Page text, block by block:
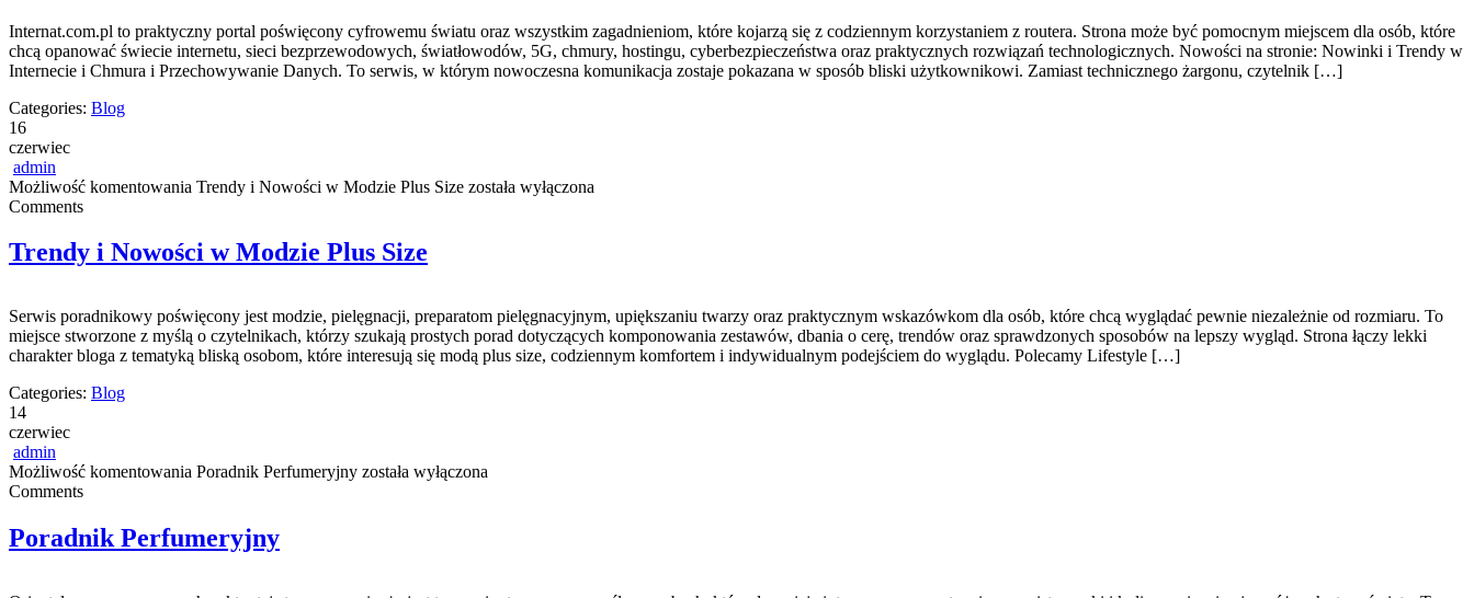
Internat.com.pl to praktyczny portal poświęcony cyfrowemu światu oraz wszystkim zagadnieniom, które kojarzą się z codziennym korzystaniem z routera. Strona może być pomocnym miejscem dla osób, które
chcą opanować świecie internetu, sieci bezprzewodowych, światłowodów, 5G, chmury, hostingu, cyberbezpieczeństwa oraz praktycznych rozwiązań technologicznych. Nowości na stronie: Nowinki i Trendy w
Internecie i Chmura i Przechowywanie Danych. To serwis, w którym nowoczesna komunikacja zostaje pokazana w sposób bliski użytkownikowi. Zamiast technicznego żargonu, czytelnik […]
Categories: Blog
16
czerwiec
admin
Możliwość komentowania Trendy i Nowości w Modzie Plus Size została wyłączona
Comments
Trendy i Nowości w Modzie Plus Size
Serwis poradnikowy poświęcony jest modzie, pielęgnacji, preparatom pielęgnacyjnym, upiększaniu twarzy oraz praktycznym wskazówkom dla osób, które chcą wyglądać pewnie niezależnie od rozmiaru. To
miejsce stworzone z myślą o czytelnikach, którzy szukają prostych porad dotyczących komponowania zestawów, dbania o cerę, trendów oraz sprawdzonych sposobów na lepszy wygląd. Strona łączy lekki
charakter bloga z tematyką bliską osobom, które interesują się modą plus size, codziennym komfortem i indywidualnym podejściem do wyglądu. Polecamy Lifestyle […]
Categories: Blog
14
czerwiec
admin
Możliwość komentowania Poradnik Perfumeryjny została wyłączona
Comments
Poradnik Perfumeryjny